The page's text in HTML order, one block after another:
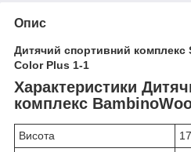
Опис
Дитячий спортивний
Color Plus 1-1
Характеристики
комплекс
Висота